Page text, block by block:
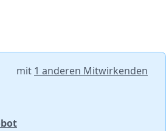
mit 1 anderen Mitwirkenden